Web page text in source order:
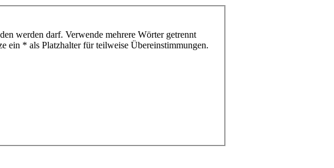
werden darf. Verwende mehrere Wörter getrennt
ein * als Platzhalter für teilweise Übereinstimmungen.